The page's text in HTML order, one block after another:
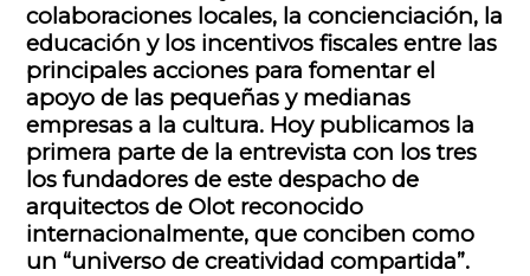
colaboraciones locales, la concienciación, la
educación y los incentivos fiscales entre las
principales acciones para fomentar el
apoyo de las pequeñas y medianas
empresas a la cultura. Hoy publicamos la
primera parte de la entrevista con los tres
los fundadores de este despacho de
arquitectos de Olot reconocido
internacionalmente, que conciben como
un “universo de creatividad compartida”.